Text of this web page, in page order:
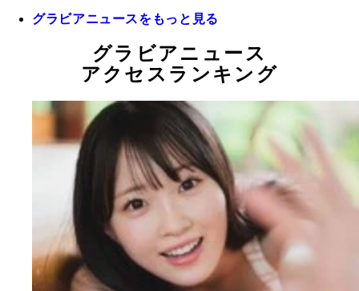
グラビアニュースをもっと見る
グラビアニュース
アクセスランキング